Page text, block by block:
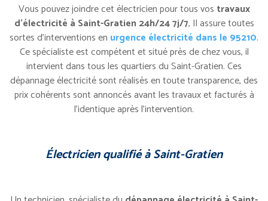
Vous pouvez joindre cet électricien pour tous vos travaux
d’électricité à Saint-Gratien 24h/24 7j/7, Il assure toutes
sortes d’interventions en urgence électricité dans le 95210.
Ce spécialiste est compétent et situé près de chez vous, il
intervient dans tous les quartiers du Saint-Gratien. Ces
dépannage électricité sont réalisés en toute transparence, des
prix cohérents sont annoncés avant les travaux et facturés à
l’identique après l’intervention.
Électricien qualifié à Saint-Gratien